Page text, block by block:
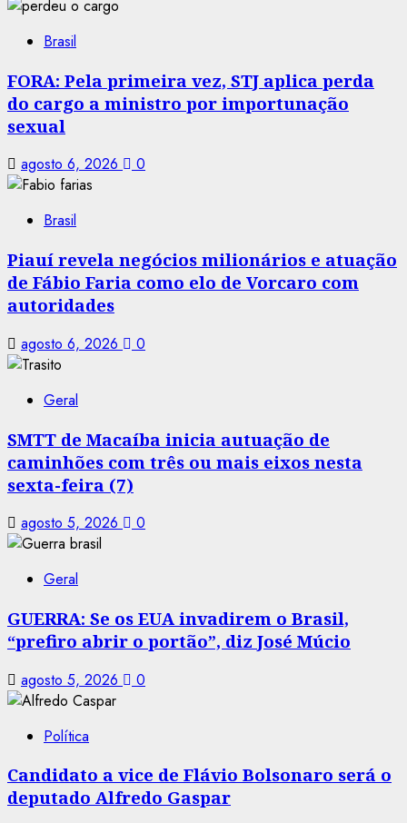
Brasil
FORA: Pela primeira vez, STJ aplica perda
do cargo a ministro por importunação
sexual
agosto 6, 2026 0
Brasil
Piauí revela negócios milionários e atuação
de Fábio Faria como elo de Vorcaro com
autoridades
agosto 6, 2026 0
Geral
SMTT de Macaíba inicia autuação de
caminhões com três ou mais eixos nesta
sexta-feira (7)
agosto 5, 2026 0
Geral
GUERRA: Se os EUA invadirem o Brasil,
“prefiro abrir o portão”, diz José Múcio
agosto 5, 2026 0
Política
Candidato a vice de Flávio Bolsonaro será o
deputado Alfredo Gaspar